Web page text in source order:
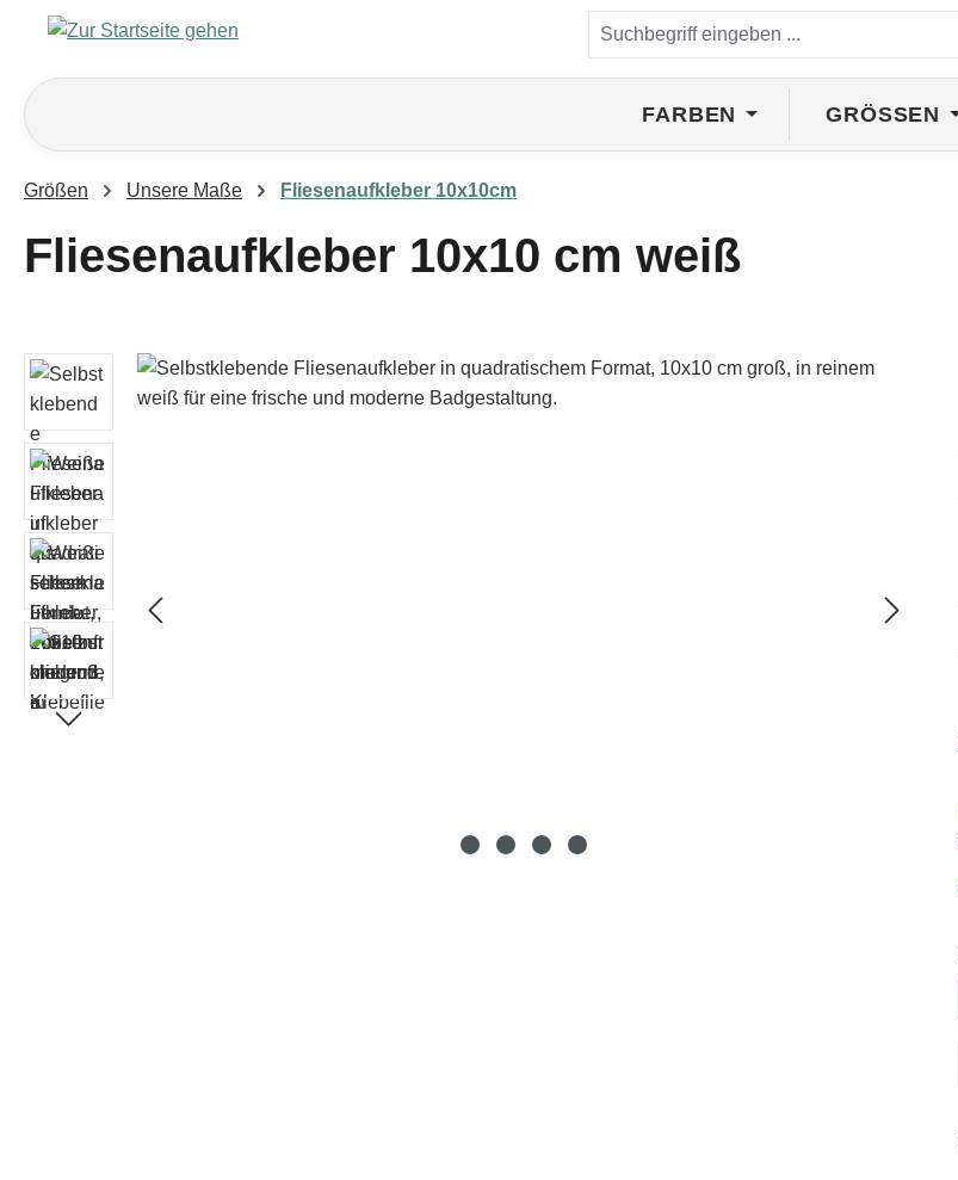
Hauptinhalt springen
Zur Suche springen
Zur Hauptnavigation springen
FARBEN GRÖSSEN
Größen Unsere Maße Fliesenaufkleber 10x10cm
Fliesenaufkleber 10x10 cm weiß
Bildergalerie überspringen